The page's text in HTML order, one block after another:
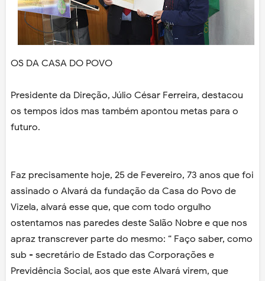
OS DA CASA DO POVO
Presidente da Direção, Júlio César Ferreira, destacou
os tempos idos mas também apontou metas para o
futuro.
Faz precisamente hoje, 25 de Fevereiro, 73 anos que foi
assinado o Alvará da fundação da Casa do Povo de
Vizela, alvará esse que, que com todo orgulho
ostentamos nas paredes deste Salão Nobre e que nos
apraz transcrever parte do mesmo: “ Faço saber, como
sub - secretário de Estado das Corporações e
Previdência Social, aos que este Alvará virem, que